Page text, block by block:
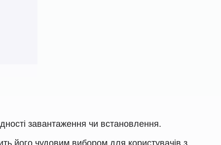
завантаження чи встановлення.
його чудовим вибором для користувачів з